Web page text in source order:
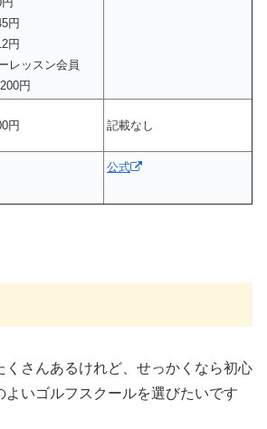
円
円
レッスン会員
円
円 記載なし
公式
くさんあるけれど、せっかくなら初心
よいゴルフスクールを選びたいです